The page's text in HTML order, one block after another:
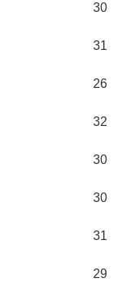
30
31
26
32
30
30
31
29